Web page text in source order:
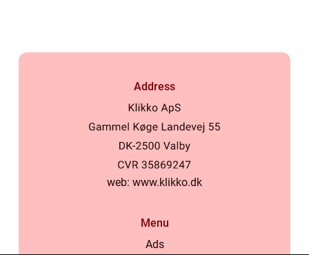
Address
web: www.klikko.dk
Menu
Ads